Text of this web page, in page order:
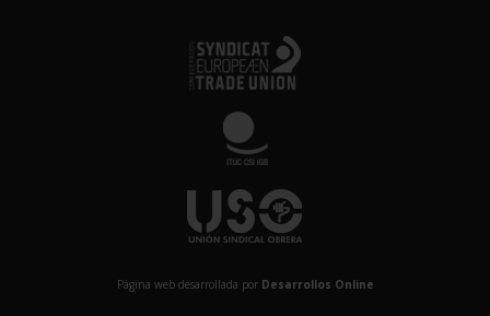
Página web desarrollada por Desarrollos Online